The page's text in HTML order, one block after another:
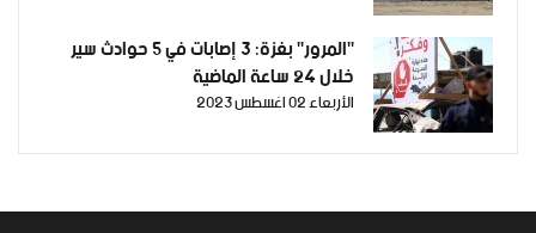
"المرور" بغزة: 3 إصابات في 5 حوادث سير
خلال 24 ساعة الماضية
الأربعاء 02 اغسطس 2023